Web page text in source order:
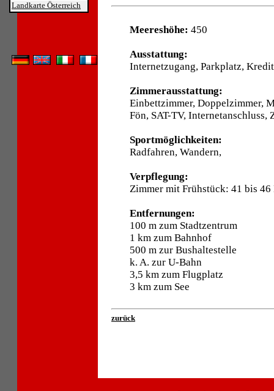
Landkarte Österreich
Meereshöhe: 450
Ausstattung:
Internetzugang, Parkplatz,
Zimmerausstattung:
Einbettzimmer, Doppelzimmer,
Fön, SAT-TV, Internetanschluss,
Sportmöglichkeiten:
Radfahren, Wandern,
Verpflegung:
Zimmer mit Frühstück: 41 bis 46
Entfernungen:
100 m zum Stadtzentrum
1 km zum Bahnhof
500 m zur Bushaltestelle
k. A. zur U-Bahn
3,5 km zum Flugplatz
3 km zum See
zurück